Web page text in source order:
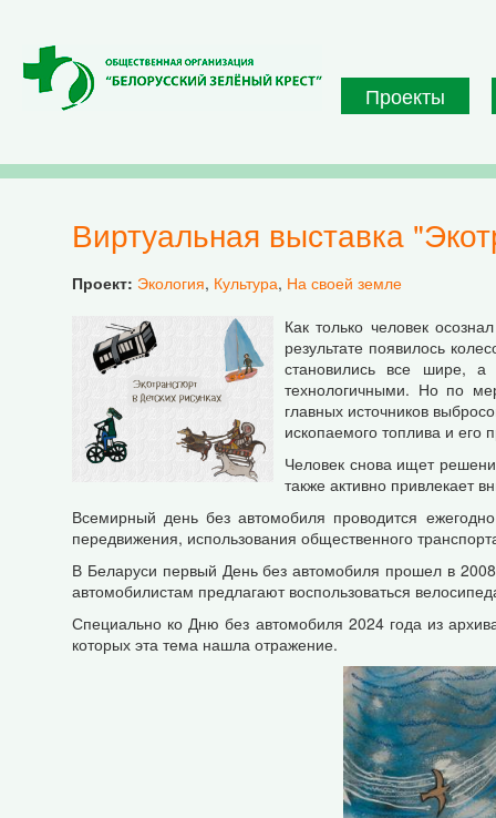
Проекты
Виртуальная выставка
Проект: Экология, Культура, На своей земле
Как только человек
результате появилось
становились все шире, а
технологичными. Но по
главных источников
ископаемого топлива и его
Человек снова ищет
также активно привлекает
Всемирный день без автомобиля проводится
передвижения, использования общественного
В Беларуси первый День без автомобиля прошел в
автомобилистам предлагают воспользоваться
Специально ко Дню без автомобиля 2024 года из
которых эта тема нашла отражение.